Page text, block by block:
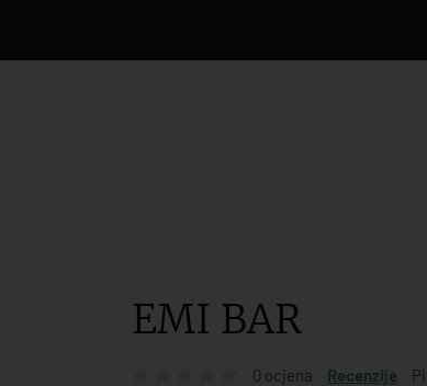
EMI BAR
0 ocjena Recenzije